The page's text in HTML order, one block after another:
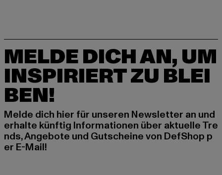
MELDE DICH AN, UM
INSPIRIERT ZU BLEI
BEN!
Melde dich hier für unseren Newsletter an und
erhalte künftig Informationen über aktuelle Tre
nds, Angebote und Gutscheine von DefShop p
er E-Mail!